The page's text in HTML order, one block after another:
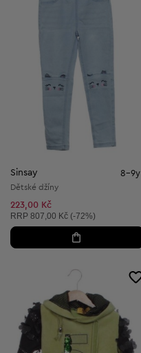
Sinsay 8-9y
Dětské džíny
223,00 Kč
Doporučená cena:
RRP 807,00 Kč (-72%)